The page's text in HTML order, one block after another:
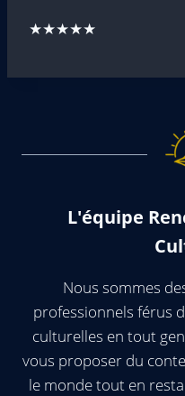
★★★★★
L'équipe
Nous sommes
professionnels férus
culturelles en tout
vous proposer du
le monde tout en